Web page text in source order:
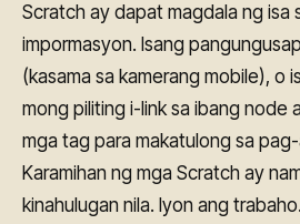
Scratch ay dapat magdala ng isa
impormasyon. Isang
(kasama sa kamerang mobile), o
mong piliting i-link sa ibang node
mga tag para makatulong sa
Karamihan ng mga Scratch ay
kinahulugan nila. Iyon ang trabaho.